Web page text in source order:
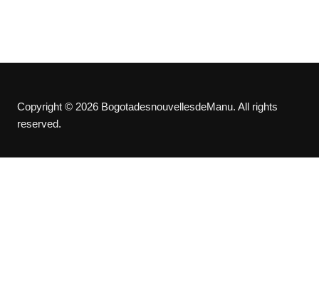
Copyright © 2026 BogotadesnouvellesdeManu. All rights
reserved.